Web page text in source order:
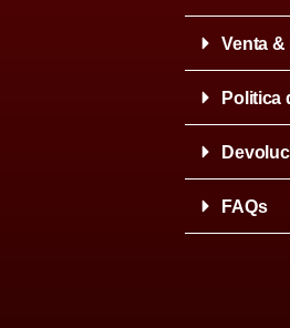
Venta
Politica
FAQs